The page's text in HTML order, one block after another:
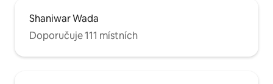
Shaniwar Wada
Doporučuje 111 místních